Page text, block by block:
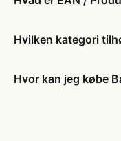
Hvilken kategori
Hvor kan jeg købe